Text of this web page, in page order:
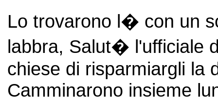
Lo trovarono l� con un
labbra, Salut� l'ufficiale
chiese di risparmiargli la
Camminarono insieme